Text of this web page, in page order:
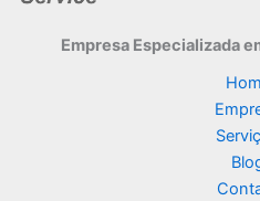
Empresa Especializada